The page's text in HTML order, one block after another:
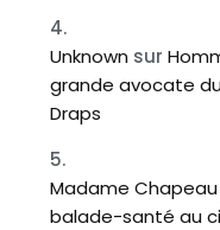
Unknown sur
grande avocate
Draps
Madame Chapeau
balade-santé au